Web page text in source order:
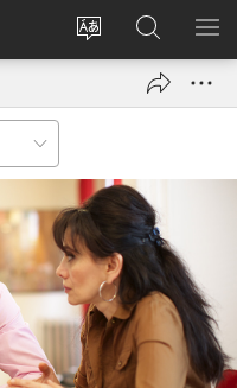
Промени
Пријава
(отвара
Претрага
сајта
JW.ORG